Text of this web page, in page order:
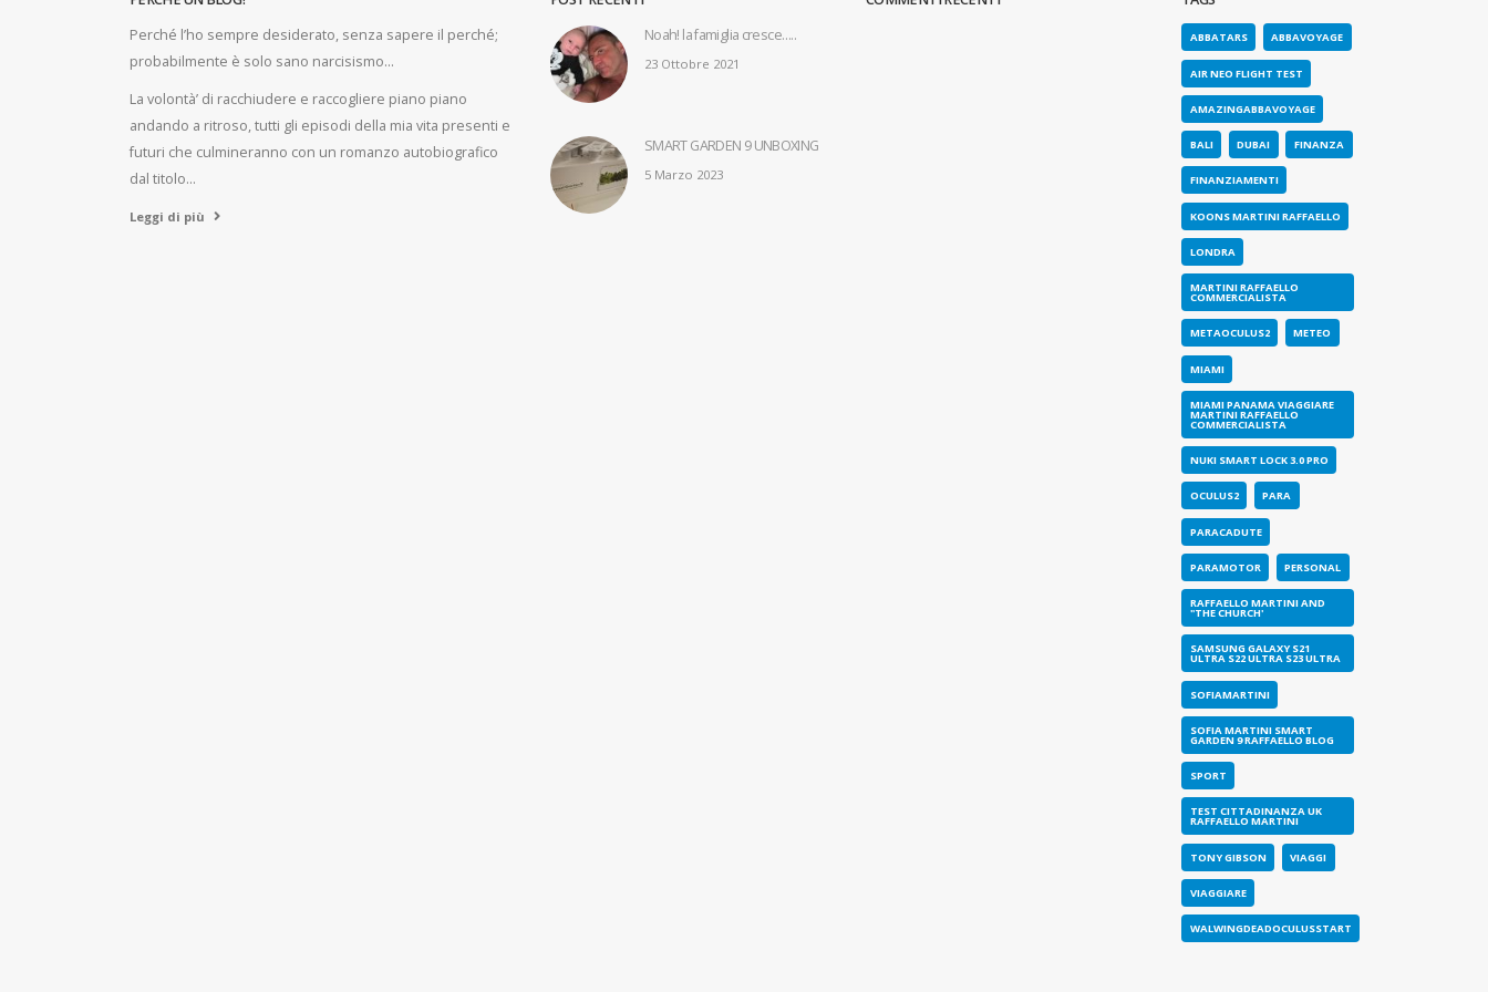
Perché l’ho sempre desiderato, senza sapere il perché;
probabilmente è solo sano narcisismo…
La volontà’ di racchiudere e raccogliere piano piano
andando a ritroso, tutti gli episodi della mia vita presenti e
futuri che culmineranno con un romanzo autobiografico
dal titolo…
Leggi di più
Noah! la famiglia cresce…..
23 Ottobre 2021
SMART GARDEN 9 UNBOXING
5 Marzo 2023
ABBATARS ABBAVOYAGE
AIR NEO FLIGHT TEST
AMAZINGABBAVOYAGE
BALI DUBAI FINANZA
FINANZIAMENTI
KOONS MARTINI RAFFAELLO
LONDRA
MARTINI RAFFAELLO
COMMERCIALISTA
METAOCULUS2 METEO
MIAMI
MIAMI PANAMA VIAGGIARE
MARTINI RAFFAELLO
COMMERCIALISTA
NUKI SMART LOCK 3.0 PRO
OCULUS2 PARA
PARACADUTE
PARAMOTOR PERSONAL
RAFFAELLO MARTINI AND
"THE CHURCH'
SAMSUNG GALAXY S21
ULTRA S22 ULTRA S23 ULTRA
SOFIAMARTINI
SOFIA MARTINI SMART
GARDEN 9 RAFFAELLO BLOG
SPORT
TEST CITTADINANZA UK
RAFFAELLO MARTINI
TONY GIBSON VIAGGI
VIAGGIARE
WALWINGDEADOCULUSSTART